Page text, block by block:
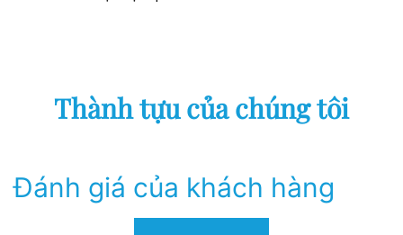
Thành tựu của chúng tôi
Đánh giá của khách hàng